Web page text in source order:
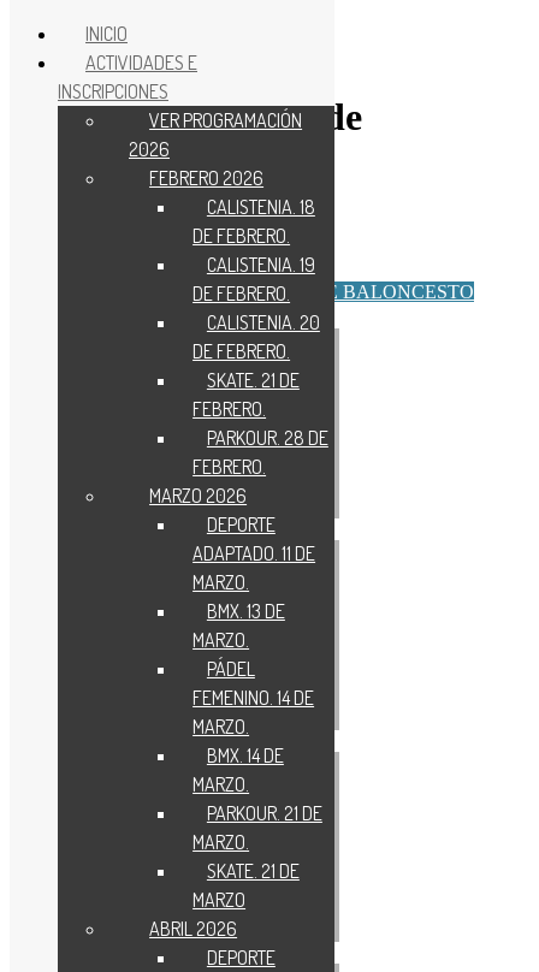
Baloncesto 3×3. 30 de
septiembre de 2023
VER TODAS LAS JORNADAS DE BALONCESTO
INICIO
ACTIVIDADES E
INSCRIPCIONES
VER PROGRAMACIÓN
2026
FEBRERO 2026
CALISTENIA. 18
DE FEBRERO.
CALISTENIA. 19
DE FEBRERO.
CALISTENIA. 20
DE FEBRERO.
SKATE. 21 DE
FEBRERO.
PARKOUR. 28 DE
FEBRERO.
MARZO 2026
DEPORTE
ADAPTADO. 11 DE
MARZO.
BMX. 13 DE
MARZO.
PÁDEL
FEMENINO. 14 DE
MARZO.
BMX. 14 DE
MARZO.
PARKOUR. 21 DE
MARZO.
SKATE. 21 DE
MARZO
ABRIL 2026
DEPORTE